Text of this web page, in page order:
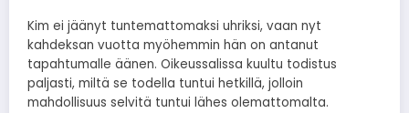
Kim ei jäänyt tuntemattomaksi uhriksi, vaan nyt
kahdeksan vuotta myöhemmin hän on antanut
tapahtumalle äänen. Oikeussalissa kuultu todistus
paljasti, miltä se todella tuntui hetkillä, jolloin
mahdollisuus selvitä tuntui lähes olemattomalta.